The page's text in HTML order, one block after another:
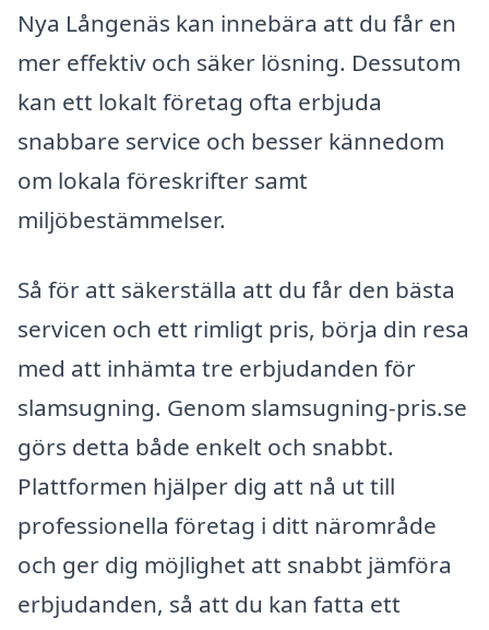
Nya Långenäs kan innebära att du får en
mer effektiv och säker lösning. Dessutom
kan ett lokalt företag ofta erbjuda
snabbare service och besser kännedom
om lokala föreskrifter samt
miljöbestämmelser.
Så för att säkerställa att du får den bästa
servicen och ett rimligt pris, börja din resa
med att inhämta tre erbjudanden för
slamsugning. Genom slamsugning-pris.se
görs detta både enkelt och snabbt.
Plattformen hjälper dig att nå ut till
professionella företag i ditt närområde
och ger dig möjlighet att snabbt jämföra
erbjudanden, så att du kan fatta ett